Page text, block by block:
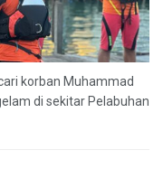
korban Muhammad
di sekitar Pelabuhan